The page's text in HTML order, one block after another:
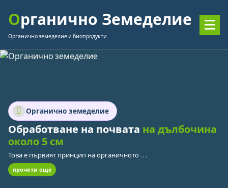
content
Органично Земеделие
Органично земеделие и биопродукти
Органично земеделие
Обработване на почвата на дълбочина
около 5 см
Това е първият принцип на органичното земеделие
прочети още